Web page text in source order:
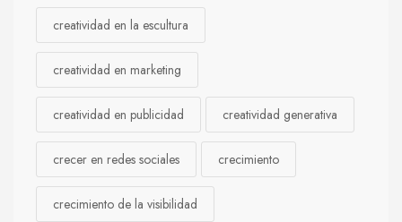
creatividad en la escultura
creatividad en marketing
creatividad en publicidad creatividad generativa
crecer en redes sociales crecimiento
crecimiento de la visibilidad